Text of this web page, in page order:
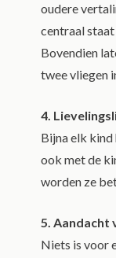
oudere
centraal
Bovendien
twee vliegen
4.
Bijna elk kind
ook met de
worden ze
5. Aandacht
Niets is voor